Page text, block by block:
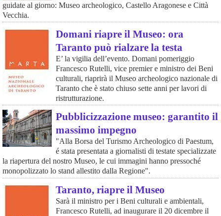
guidate al giorno: Museo archeologico, Castello Aragonese e Città
Vecchia.
Domani riapre il Museo: ora
Taranto può rialzare la testa
E’ la vigilia dell’evento. Domani pomeriggio
Francesco Rutelli, vice premier e ministro dei Beni
culturali, riaprirà il Museo archeologico nazionale di
Taranto che è stato chiuso sette anni per lavori di
ristrutturazione.
Pubblicizzazione museo: garantito il
massimo impegno
"Alla Borsa del Turismo Archeologico di Paestum,
é stata presentata a giornalisti di testate specializzate
la riapertura del nostro Museo, le cui immagini hanno pressoché
monopolizzato lo stand allestito dalla Regione".
Taranto, riapre il Museo
Sarà il ministro per i Beni culturali e ambientali,
Francesco Rutelli, ad inaugurare il 20 dicembre il